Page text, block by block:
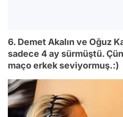
6. Demet Akalın ve Oğuz
sadece 4 ay sürmüştü.
maço erkek seviyormuş.:)